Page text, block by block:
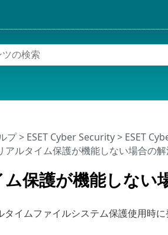
ム保護が機能しない
プ> ESET Cyber Security> ESET
アルタイム保護が機能しない場合の
タイムファイルシステム保護使用時